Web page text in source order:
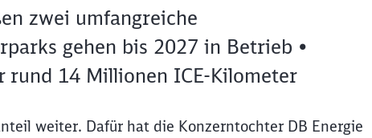
zwei umfangreiche
gehen bis 2027 in Betrieb •
14 Millionen ICE-Kilometer
weiter. Dafür hat die Konzerntochter DB Energie